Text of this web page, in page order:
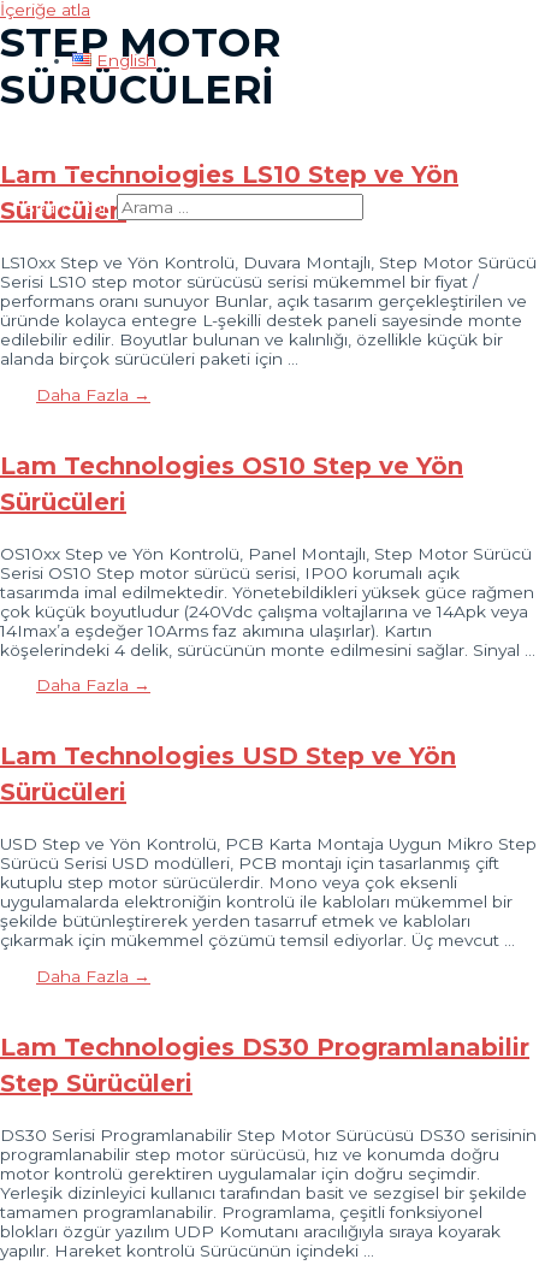
İçeriğe atla
English
Search for:
STEP MOTOR
SÜRÜCÜLERI
Lam Technologies LS10 Step ve Yön
Sürücüleri
LS10xx Step ve Yön Kontrolü, Duvara Montajlı, Step Motor Sürücü
Serisi LS10 step motor sürücüsü serisi mükemmel bir fiyat /
performans oranı sunuyor Bunlar, açık tasarım gerçekleştirilen ve
üründe kolayca entegre L-şekilli destek paneli sayesinde monte
edilebilir edilir. Boyutlar bulunan ve kalınlığı, özellikle küçük bir
alanda birçok sürücüleri paketi için …
Daha Fazla →
Lam Technologies OS10 Step ve Yön
Sürücüleri
OS10xx Step ve Yön Kontrolü, Panel Montajlı, Step Motor Sürücü
Serisi OS10 Step motor sürücü serisi, IP00 korumalı açık
tasarımda imal edilmektedir. Yönetebildikleri yüksek güce rağmen
çok küçük boyutludur (240Vdc çalışma voltajlarına ve 14Apk veya
14Imax’a eşdeğer 10Arms faz akımına ulaşırlar). Kartın
köşelerindeki 4 delik, sürücünün monte edilmesini sağlar. Sinyal …
Daha Fazla →
Lam Technologies USD Step ve Yön
Sürücüleri
USD Step ve Yön Kontrolü, PCB Karta Montaja Uygun Mikro Step
Sürücü Serisi USD modülleri, PCB montajı için tasarlanmış çift
kutuplu step motor sürücülerdir. Mono veya çok eksenli
uygulamalarda elektroniğin kontrolü ile kabloları mükemmel bir
şekilde bütünleştirerek yerden tasarruf etmek ve kabloları
çıkarmak için mükemmel çözümü temsil ediyorlar. Üç mevcut …
Daha Fazla →
Lam Technologies DS30 Programlanabilir
Step Sürücüleri
DS30 Serisi Programlanabilir Step Motor Sürücüsü DS30 serisinin
programlanabilir step motor sürücüsü, hız ve konumda doğru
motor kontrolü gerektiren uygulamalar için doğru seçimdir.
Yerleşik dizinleyici kullanıcı tarafından basit ve sezgisel bir şekilde
tamamen programlanabilir. Programlama, çeşitli fonksiyonel
blokları özgür yazılım UDP Komutanı aracılığıyla sıraya koyarak
yapılır. Hareket kontrolü Sürücünün içindeki …